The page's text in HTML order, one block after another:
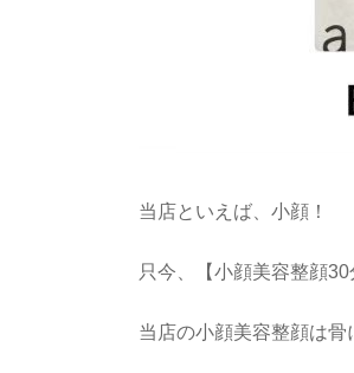
当店といえば、小顔！
只今、【小顔美容整顔
当店の小顔美容整顔は